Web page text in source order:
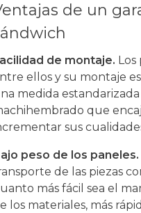
de un
de montaje. Los
ellos y su montaje
medida
que
sus
peso de los paneles.
de las piezas
más fácil sea el
los materiales, más